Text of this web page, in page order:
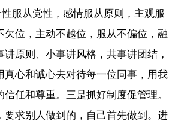
性服从党性，感情服从原则，主观服
欠位，主动不越位，服从不偏位，融
原则、小事讲风格，共事讲团结，
真心和诚心去对待每一位同事，用我
任和尊重。三是抓好制度促管理。
要求别人做到的，自己首先做到。进